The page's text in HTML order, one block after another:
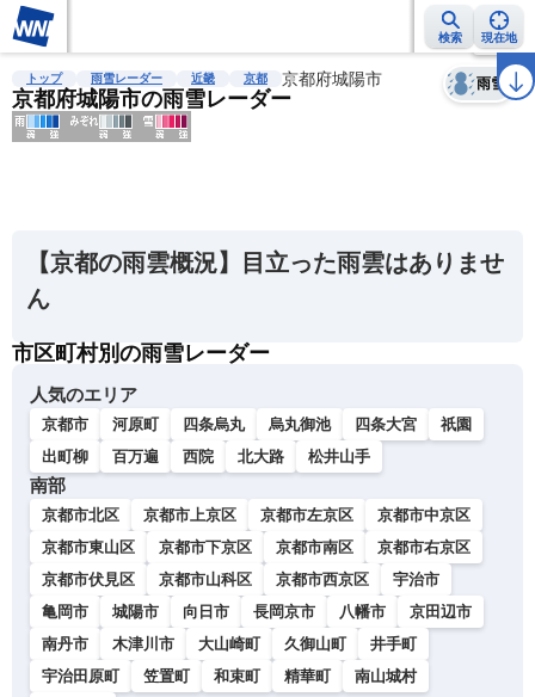
検索 現在地
雨雲レーダー 台風情報 地震情報 警報・注意報 2週間天気 ラ
トップ 雨雪レーダー 近畿 京都 京都府城陽市
京都府城陽市の雨雪レーダー
雨雪
天気 台風
【京都の雨雲概況】目立った雨雲はありませ
ん
市区町村別の雨雪レーダー
人気のエリア
京都市 河原町 四条烏丸 烏丸御池 四条大宮
祇園
出町柳
百万遍 西院 北大路 松井山手
南部
京都市北区 京都市上京区 京都市左京区
京都市中京区
京都市東山区
京都市下京区 京都市南区
京都市右京区
京都市伏見区
京都市山科区 京都市西京区
宇治市
亀岡市
城陽市 向日市 長岡京市 八幡市
京田辺市
南丹市
木津川市 大山崎町 久御山町
井手町
宇治田原町
笠置町 和束町 精華町
南山城村